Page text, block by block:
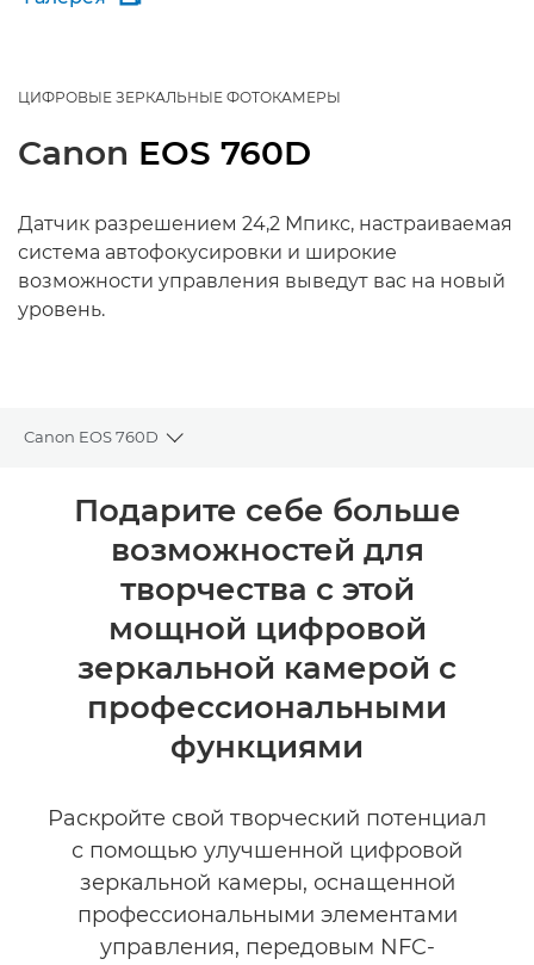
ЦИФРОВЫЕ ЗЕРКАЛЬНЫЕ ФОТОКАМЕРЫ
Canon EOS 760D
Датчик разрешением 24,2 Мпикс, настраиваемая
система автофокусировки и широкие
возможности управления выведут вас на новый
уровень.
Canon EOS 760D
Toggle breadcrumbs
Общая информация
Технические характеристики
Подарите себе больше
возможностей для
творчества с этой
мощной цифровой
зеркальной камерой с
профессиональными
функциями
Раскройте свой творческий потенциал
с помощью улучшенной цифровой
зеркальной камеры, оснащенной
профессиональными элементами
управления, передовым NFC-